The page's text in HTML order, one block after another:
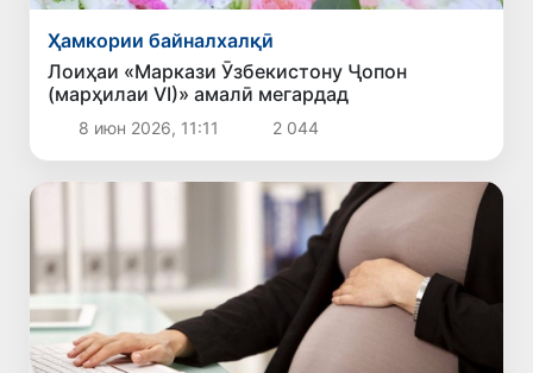
Ҳамкории байналхалқӣ
Лоиҳаи «Маркази Ӯзбекистону Ҷопон
(марҳилаи VI)» амалӣ мегардад
8 июн 2026, 11:11 2 044